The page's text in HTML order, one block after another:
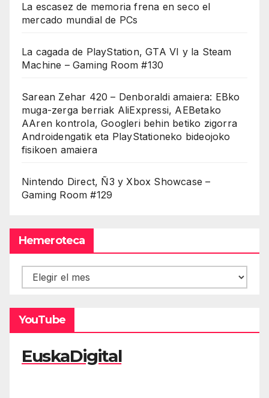
La escasez de memoria frena en seco el
mercado mundial de PCs
La cagada de PlayStation, GTA VI y la Steam
Machine – Gaming Room #130
Sarean Zehar 420 – Denboraldi amaiera: EBko
muga-zerga berriak AliExpressi, AEBetako
AAren kontrola, Googleri behin betiko zigorra
Androidengatik eta PlayStationeko bideojoko
fisikoen amaiera
Nintendo Direct, Ñ3 y Xbox Showcase –
Gaming Room #129
Hemeroteca
Hemeroteca
YouTube
EuskaDigital